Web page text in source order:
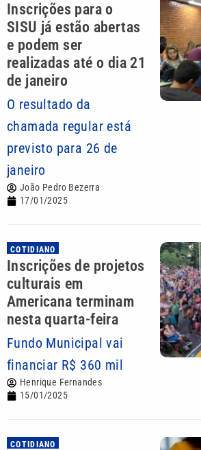
Inscrições para o
SISU já estão abertas
e podem ser
realizadas até o dia 21
de janeiro
O resultado da
chamada regular está
previsto para 26 de
janeiro
João Pedro Bezerra
17/01/2025
COTIDIANO
Inscrições de projetos
culturais em
Americana terminam
nesta quarta-feira
Fundo Municipal vai
financiar R$ 360 mil
Henrique Fernandes
15/01/2025
COTIDIANO